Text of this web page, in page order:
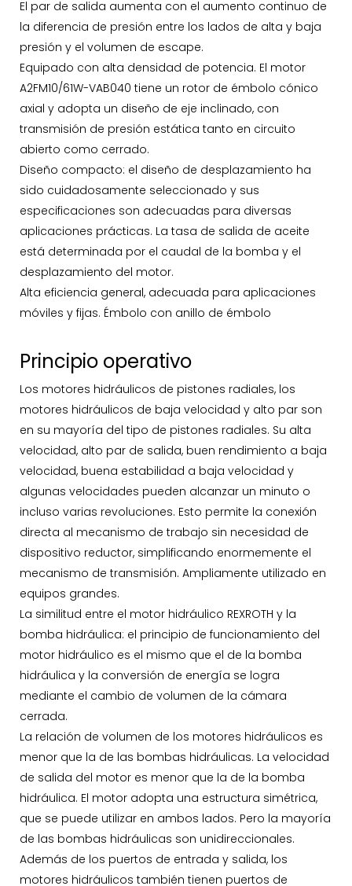
El par de salida aumenta con el aumento continuo de
la diferencia de presión entre los lados de alta y baja
presión y el volumen de escape.
Equipado con alta densidad de potencia. El motor
A2FM10/61W-VAB040 tiene un rotor de émbolo cónico
axial y adopta un diseño de eje inclinado, con
transmisión de presión estática tanto en circuito
abierto como cerrado.
Diseño compacto: el diseño de desplazamiento ha
sido cuidadosamente seleccionado y sus
especificaciones son adecuadas para diversas
aplicaciones prácticas. La tasa de salida de aceite
está determinada por el caudal de la bomba y el
desplazamiento del motor.
Alta eficiencia general, adecuada para aplicaciones
móviles y fijas. Émbolo con anillo de émbolo
Principio operativo
Los motores hidráulicos de pistones radiales, los
motores hidráulicos de baja velocidad y alto par son
en su mayoría del tipo de pistones radiales. Su alta
velocidad, alto par de salida, buen rendimiento a baja
velocidad, buena estabilidad a baja velocidad y
algunas velocidades pueden alcanzar un minuto o
incluso varias revoluciones. Esto permite la conexión
directa al mecanismo de trabajo sin necesidad de
dispositivo reductor, simplificando enormemente el
mecanismo de transmisión. Ampliamente utilizado en
equipos grandes.
La similitud entre el motor hidráulico REXROTH y la
bomba hidráulica: el principio de funcionamiento del
motor hidráulico es el mismo que el de la bomba
hidráulica y la conversión de energía se logra
mediante el cambio de volumen de la cámara
cerrada.
La relación de volumen de los motores hidráulicos es
menor que la de las bombas hidráulicas. La velocidad
de salida del motor es menor que la de la bomba
hidráulica. El motor adopta una estructura simétrica,
que se puede utilizar en ambos lados. Pero la mayoría
de las bombas hidráulicas son unidireccionales.
Además de los puertos de entrada y salida, los
motores hidráulicos también tienen puertos de